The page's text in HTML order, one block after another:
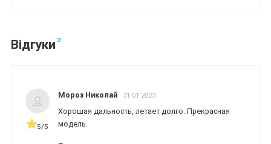
Відгуки 2
5/5
Мороз Николай 31.01.2023
Хорошая дальность, летает долго. Прекрасная
модель.